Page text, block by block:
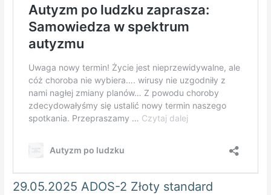
29.05.2025 ADOS-2 Złoty standard